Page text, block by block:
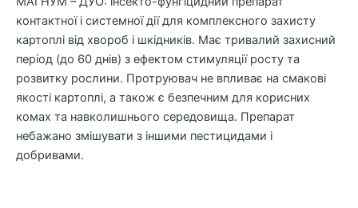
контактної і системної дії для комплексного захисту
картоплі від хвороб і шкідників. Має тривалий захисний
період (до 60 днів) з ефектом стимуляції росту та
розвитку рослини. Протруювач не впливає на смакові
якості картоплі, а також є безпечним для корисних
комах та навколишнього середовища. Препарат
небажано змішувати з іншими пестицидами і
добривами.